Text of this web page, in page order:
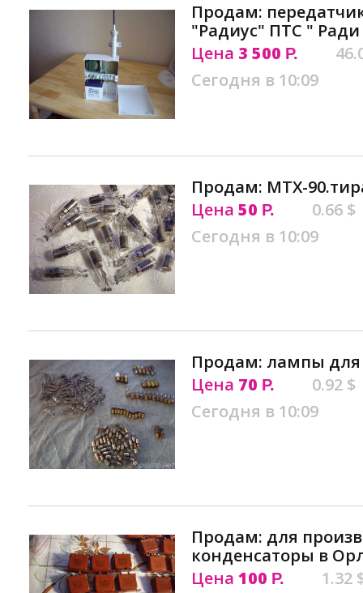
Продам:
"Радиус" ПТС "
Цена 3 500 Р.
Сегодня в 10:09
Продам: МТХ-
Цена 50 Р.
0.66 $
Сегодня в 10:09
Продам: лампы
Цена 70 Р.
0.92 $
Сегодня в 10:09
Продам: для
конденсаторы в
Цена 100 Р.
1.32